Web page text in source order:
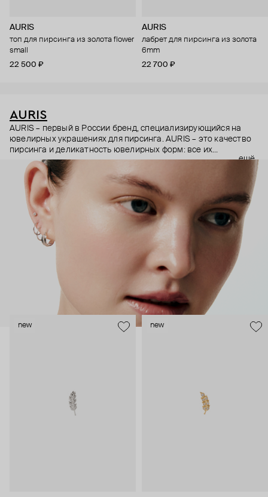
AURIS
топ для пирсинга из золота flower
small
22 500 ₽
AURIS
лабрет для пирсинга из золота
6mm
22 700 ₽
AURIS
AURIS – первый в России бренд, специализирующийся на
ювелирных украшениях для пирсинга. AURIS – это качество
пирсинга и деликатность ювелирных форм: все их
украшения ручной работы. В процессе создания участвуют
как профессиональные пирсеры (они отвечают за
безопасность и эргономичность пирсинга), так и ювелирные
стилисты (благодаря им дизайн соответствует трендам, а
украшения легко сочетаются между собой).
Украшения AURIS – для тех, кто открыто выражает себя, но
делает это интеллигентно и по-взрослому.
ещё
new new